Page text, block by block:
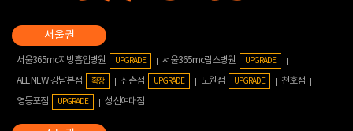
서울365mc지방흡입병원 UPGRADE 서울365mc람스병원 UPGRADE
ALL NEW 강남본점 확장 신촌점 UPGRADE 노원점 UPGRADE
천호점
영등포점
UPGRADE 성신여대점